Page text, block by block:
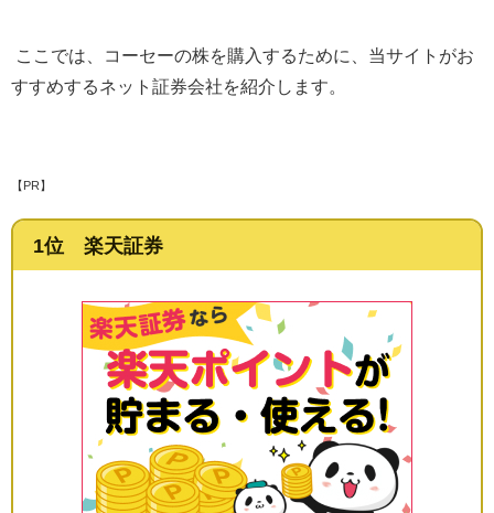
ここでは、コーセーの株を購入するために、当サイトがお
すすめするネット証券会社を紹介します。
【PR】
1位 楽天証券